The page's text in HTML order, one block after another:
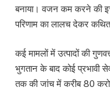
बनाया। वजन कम करने की
परिणाम का लालच देकर
कई मामलों में उत्पादों की
भुगतान के बाद कोई प्रभावी
तक की जांच में करीब 80